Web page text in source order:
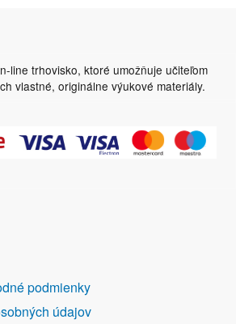
line trhovisko, ktoré umožňuje učiteľom
vlastné, originálne výukové materiály.
podmienky
údajov